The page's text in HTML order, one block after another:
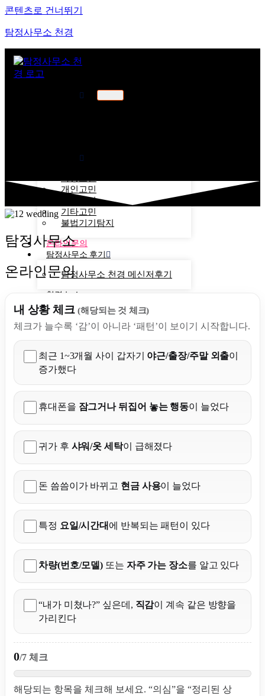
콘텐츠로 건너뛰기
탐정사무소 천경
개인고민
기업고민
기타고민
불법기기탐지
온라인문의
탐정사무소 후기
탐정사무소 천경 메신저후기
천경 뉴스
계산기
상간자소송
탐정사무소
온라인문의
내 상황 체크(해당되는 것 체크)
체크가 늘수록 ‘감’이 아니라 ‘패턴’이 보이기 시작합니다.
최근 1~3개월 사이 갑자기 야근/출장/주말 외출이
증가했다
휴대폰을 잠그거나 뒤집어 놓는 행동이 늘었다
귀가 후 샤워/옷 세탁이 급해졌다
돈 씀씀이가 바뀌고 현금 사용이 늘었다
특정 요일/시간대 에 반복되는 패턴이 있다
차량(번호/모델) 또는 자주 가는 장소를 알고 있다
“내가 미쳤나?” 싶은데, 직감이 계속 같은 방향을
가리킨다
0/7 체크
해당되는 항목을 체크해 보세요. “의심”을 “정리된 상